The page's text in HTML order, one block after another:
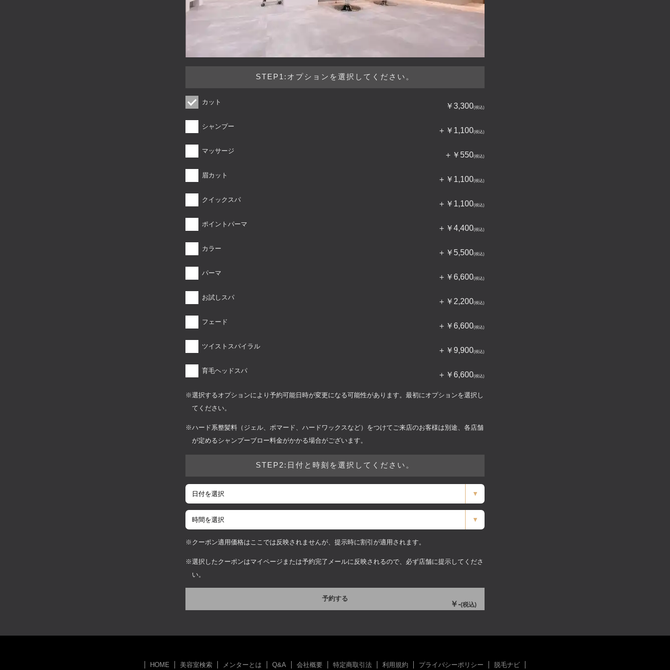
STEP1:オプションを選択してください。
カット 3,300
シャンプー 1,100
マッサージ 550
眉カット 1,100
クイックスパ 1,100
ポイントパーマ 4,400
カラー 5,500
パーマ 6,600
お試しスパ 2,200
フェード 6,600
ツイストスパイラル 9,900
育毛ヘッドスパ 6,600
選択するオプションにより予約可能日時が変更になる可能性があります。最初にオプションを選択し
てください。
ハード系整髪料（ジェル、ポマード、ハードワックスなど）をつけてご来店のお客様は別途、各店舗
が定めるシャンプーブロー料金がかかる場合がございます。
STEP2:日付と時刻を選択してください。
クーポン適用価格はここでは反映されませんが、提示時に割引が適用されます。
選択したクーポンはマイページまたは予約完了メールに反映されるので、必ず店舗に提示してくださ
い。
予約する
-
HOME 美容室検索 メンターとは Q&A 会社概要 特定商取引法 利用規約 プライバシーポリシー 脱毛ナビ